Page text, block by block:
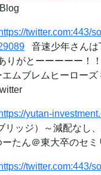
https://twitter.com:443/
音速少年さんは
りがとーーーーー！
ムブレムヒーローズ
https://yutan-
リッジ）～減配なし
たん＠東大卒のセミ
https://twitter.com:443/